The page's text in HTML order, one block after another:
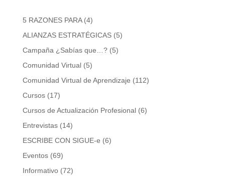
5 RAZONES PARA(4)
ALIANZAS ESTRATÉGICAS(5)
Campaña ¿Sabías que…?(5)
Comunidad Virtual(5)
Comunidad Virtual de Aprendizaje (112)
Cursos(17)
Cursos de Actualización Profesional(6)
Entrevistas(14)
ESCRIBE CON SIGUE-e (6)
Eventos(69)
Informativo(72)